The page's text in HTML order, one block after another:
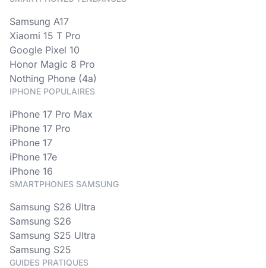
Samsung A17
Xiaomi 15 T Pro
Google Pixel 10
Honor Magic 8 Pro
Nothing Phone (4a)
IPHONE POPULAIRES
iPhone 17 Pro Max
iPhone 17 Pro
iPhone 17
iPhone 17e
iPhone 16
SMARTPHONES SAMSUNG
Samsung S26 Ultra
Samsung S26
Samsung S25 Ultra
Samsung S25
GUIDES PRATIQUES